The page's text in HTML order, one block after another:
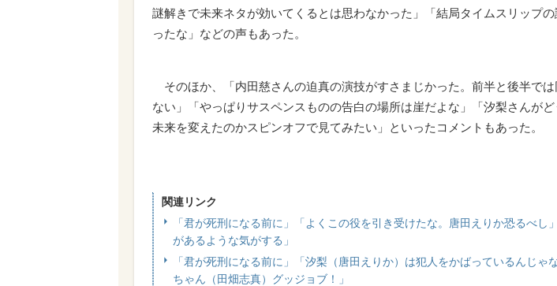
謎解きで未来ネタが効いてくるとは思わなかった」「結局タイムスリップ
ったな」などの声もあった。
そのほか、「内田慈さんの迫真の演技がすさまじかった。前半と後半では
ない」「やっぱりサスペンスものの告白の場所は崖だよな」「汐梨さんが
未来を変えたのかスピンオフで見てみたい」といったコメントもあった。
関連リンク
「君が死刑になる前に」「よくこの役を引き受けたな。唐田えりか恐るべし
があるような気がする」
「君が死刑になる前に」「汐梨（唐田えりか）は犯人をかばっているんじゃ
ちゃん（田畑志真）グッジョブ！」